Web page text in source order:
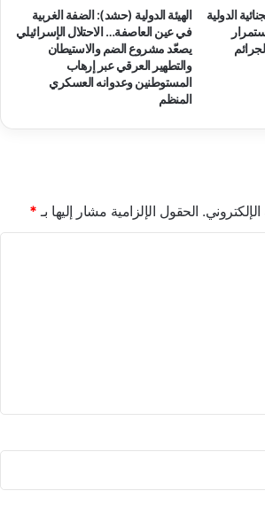
الدولية
الهيئة الدولية (حشد): الضفة الغربية
في عين العاصفة… الاحتلال الإسرائيلي
يصعّد مشروع الضم والاستيطان
والتطهير العرقي عبر إرهاب
المستوطنين وعدوانه العسكري
المنظم
الحقول الإلزامية مشار إليها بـ *